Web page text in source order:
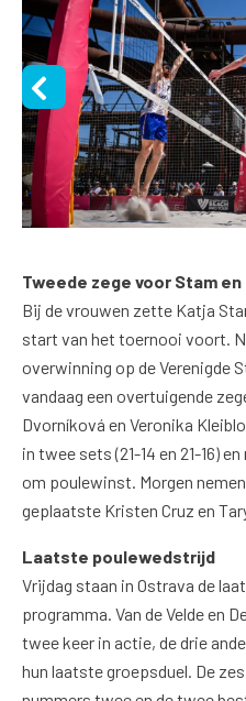
Tweede zege voor Stam
Bij de vrouwen zette Katja
start van het toernooi voort.
overwinning op de Verenigde
vandaag een overtuigende
Dvorníková en Veronika
in twee sets (21-14 en 21-16)
om poulewinst. Morgen
geplaatste Kristen Cruz en
Laatste poulewedstrijd
Vrijdag staan in Ostrava de
programma. Van de Velde en
twee keer in actie, de drie
hun laatste groepsduel. De